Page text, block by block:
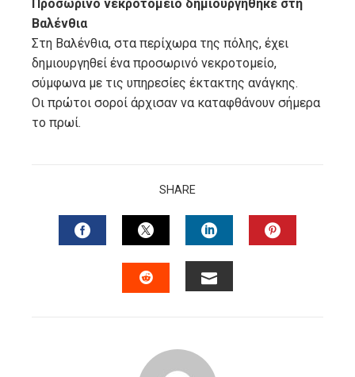
Προσωρινό νεκροτομείο δημιουργήθηκε στη
Βαλένθια
Στη Βαλένθια, στα περίχωρα της πόλης, έχει
δημιουργηθεί ένα προσωρινό νεκροτομείο,
σύμφωνα με τις υπηρεσίες έκτακτης ανάγκης.
Οι πρώτοι σοροί άρχισαν να καταφθάνουν σήμερα
το πρωί.
SHARE
FACEBOOKTWITTERLINKEDIN